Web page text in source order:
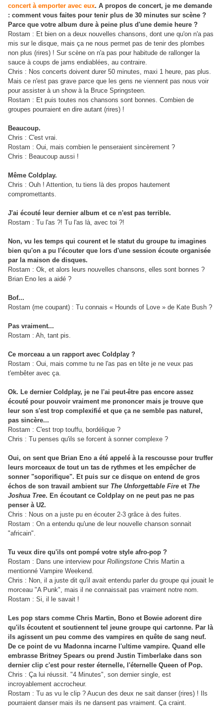
concert à emporter avec eux. A propos de concert, je me demande
: comment vous faites pour tenir plus de 30 minutes sur scène ?
Parce que votre album dure à peine plus d'une demie heure ?
Rostam : Et bien on a deux nouvelles chansons, dont une qu'on n'a pas
mis sur le disque, mais ça ne nous permet pas de tenir des plombes
non plus (rires) ! Sur scène on n'a pas pour habitude de rallonger la
sauce à coups de jams endiablées, au contraire.
Chris : Nos concerts doivent durer 50 minutes, maxi 1 heure, pas plus.
Mais ce n'est pas grave parce que les gens ne viennent pas nous voir
pour assister à un show à la Bruce Springsteen.
Rostam : Et puis toutes nos chansons sont bonnes. Combien de
groupes pourraient en dire autant (rires) !
Beaucoup.
Chris : C'est vrai.
Rostam : Oui, mais combien le penseraient sincèrement ?
Chris : Beaucoup aussi !
Même Coldplay.
Chris : Ouh ! Attention, tu tiens là des propos hautement
compromettants.
J'ai écouté leur dernier album et ce n'est pas terrible.
Rostam : Tu l'as ?! Tu l'as là, avec toi ?!
Non, vu les temps qui courent et le statut du groupe tu imagines
bien qu'on a pu l'écouter que lors d'une session écoute organisée
par la maison de disques.
Rostam : Ok, et alors leurs nouvelles chansons, elles sont bonnes ?
Brian Eno les a aidé ?
Bof...
Rostam (me coupant) : Tu connais « Hounds of Love » de Kate Bush ?
Pas vraiment...
Rostam : Ah, tant pis.
Ce morceau a un rapport avec Coldplay ?
Rostam : Oui, mais comme tu ne l'as pas en tête je ne veux pas
t'embêter avec ça.
Ok. Le dernier Coldplay, je ne l'ai peut-être pas encore assez
écouté pour pouvoir vraiment me prononcer mais je trouve que
leur son s'est trop complexifié et que ça ne semble pas naturel,
pas sincère...
Rostam : C'est trop touffu, bordélique ?
Chris : Tu penses qu'ils se forcent à sonner complexe ?
Oui, on sent que Brian Eno a été appelé à la rescousse pour truffer
leurs morceaux de tout un tas de rythmes et les empêcher de
sonner "soporifique". Et puis sur ce disque on entend de gros
échos de son travail ambient sur The Unforgettable Fire et The
Joshua Tree. En écoutant ce Coldplay on ne peut pas ne pas
penser à U2.
Chris : Nous on a juste pu en écouter 2-3 grâce à des fuites.
Rostam : On a entendu qu'une de leur nouvelle chanson sonnait
"africain".
Tu veux dire qu'ils ont pompé votre style afro-pop ?
Rostam : Dans une interview pour Rollingstone Chris Martin a
mentionné Vampire Weekend.
Chris : Non, il a juste dit qu'il avait entendu parler du groupe qui jouait le
morceau "A Punk", mais il ne connaissait pas vraiment notre nom.
Rostam : Si, il le savait !
Les pop stars comme Chris Martin, Bono et Bowie adorent dire
qu'ils écoutent et soutiennent tel jeune groupe qui cartonne. Par là
ils agissent un peu comme des vampires en quête de sang neuf.
De ce point de vu Madonna incarne l'ultime vampire. Quand elle
embrasse Britney Spears ou prend Justin Timberlake dans son
dernier clip c'est pour rester éternelle, l'éternelle Queen of Pop.
Chris : Ça lui réussit. "4 Minutes", son dernier single, est
incroyablement accrocheur.
Rostam : Tu as vu le clip ? Aucun des deux ne sait danser (rires) ! Ils
pourraient danser mais ils ne dansent pas vraiment. Ça craint.